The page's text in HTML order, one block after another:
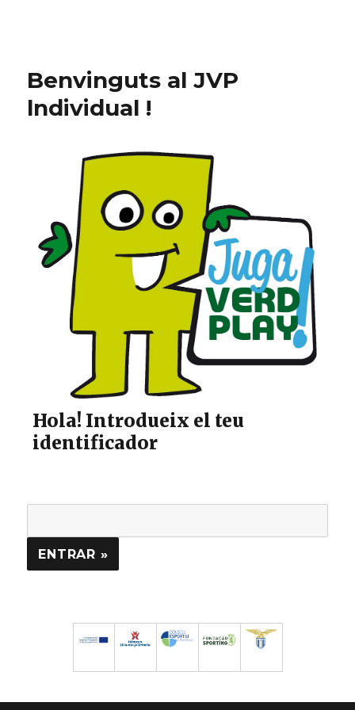
Benvinguts al JVP
lndividual !
Hola! Introdueix el teu
identificador